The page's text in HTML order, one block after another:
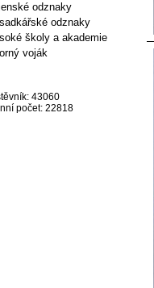
odznaky
odznaky
školy a akademie
voják
43060
počet: 22818